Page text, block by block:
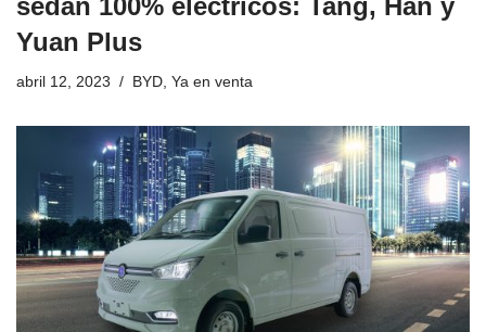
Yuan Plus
abril 12, 2023 BYD Ya en venta